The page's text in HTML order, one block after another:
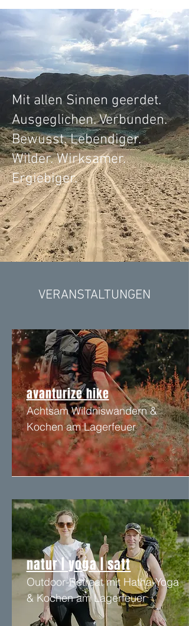
Mit allen Sinnen geerdet.
Ausgeglichen. Verbunden.
Bewusst. Lebendiger.
Wilder. Wirksamer.
Ergiebiger.
VERANSTALTUNGEN
avanturize hike
Achtsam Wildniswandern &
Kochen am Lagerfeuer
natur | yoga | satt
Outdoor-Retreat mit Hatha-Yoga
& Kochen am Lagerfeuer